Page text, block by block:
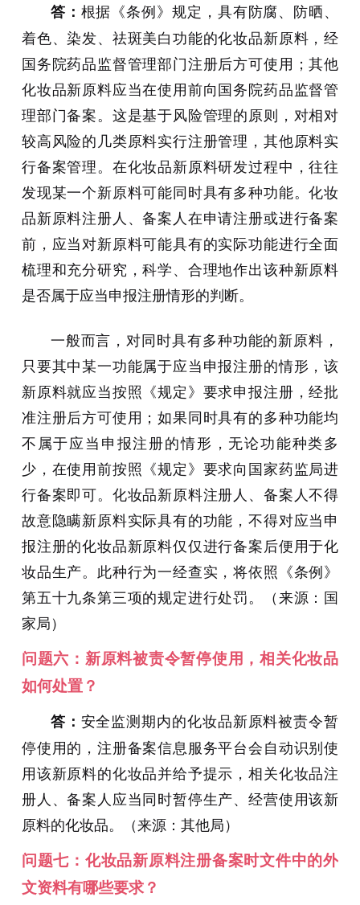
答： 根据《条例》规定，具有防腐、防晒、
着色、染发、祛斑美白功能的化妆品新原料，经
国务院药品监督管理部门注册后方可使用；其他
化妆品新原料应当在使用前向国务院药品监督管
理部门备案。这是基于风险管理的原则，对相对
较高风险的几类原料实行注册管理，其他原料实
行备案管理。在化妆品新原料研发过程中，往往
发现某一个新原料可能同时具有多种功能。化妆
品新原料注册人、备案人在申请注册或进行备案
前，应当对新原料可能具有的实际功能进行全面
梳理和充分研究，科学、合理地作出该种新原料
是否属于应当申报注册情形的判断。
一般而言，对同时具有多种功能的新原料，
只要其中某一功能属于应当申报注册的情形，该
新原料就应当按照《规定》要求申报注册，经批
准注册后方可使用；如果同时具有的多种功能均
不属于应当申报注册的情形，无论功能种类多
少，在使用前按照《规定》要求向国家药监局进
行备案即可。化妆品新原料注册人、备案人不得
故意隐瞒新原料实际具有的功能，不得对应当申
报注册的化妆品新原料仅仅进行备案后便用于化
妆品生产。此种行为一经查实，将依照《条例》
第五十九条第三项的规定进行处罚。（来源：国
家局）
问题六：新原料被责令暂停使用，相关化妆品
如何处置？
答： 安全监测期内的化妆品新原料被责令暂
停使用的，注册备案信息服务平台会自动识别使
用该新原料的化妆品并给予提示，相关化妆品注
册人、备案人应当同时暂停生产、经营使用该新
原料的化妆品。（来源：其他局）
问题七：化妆品新原料注册备案时文件中的外
文资料有哪些要求？